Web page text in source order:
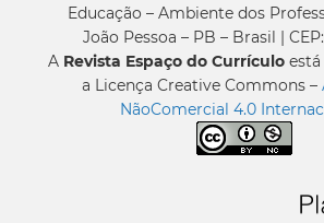
Educação – Ambiente dos
João Pessoa – PB – Brasil |
A Revista Espaço do Currículo
a Licença Creative Commons –
NãoComercial 4.0